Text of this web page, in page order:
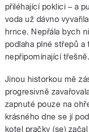
přiléhající poklici – a
voda už dávno
hrnce. Nepřála bych
podlaha plné střepů
nepřipomínající
Jinou historkou mě
progresivně
zapnuté pouze na
krásného dne se jí
kotel pračky (se)